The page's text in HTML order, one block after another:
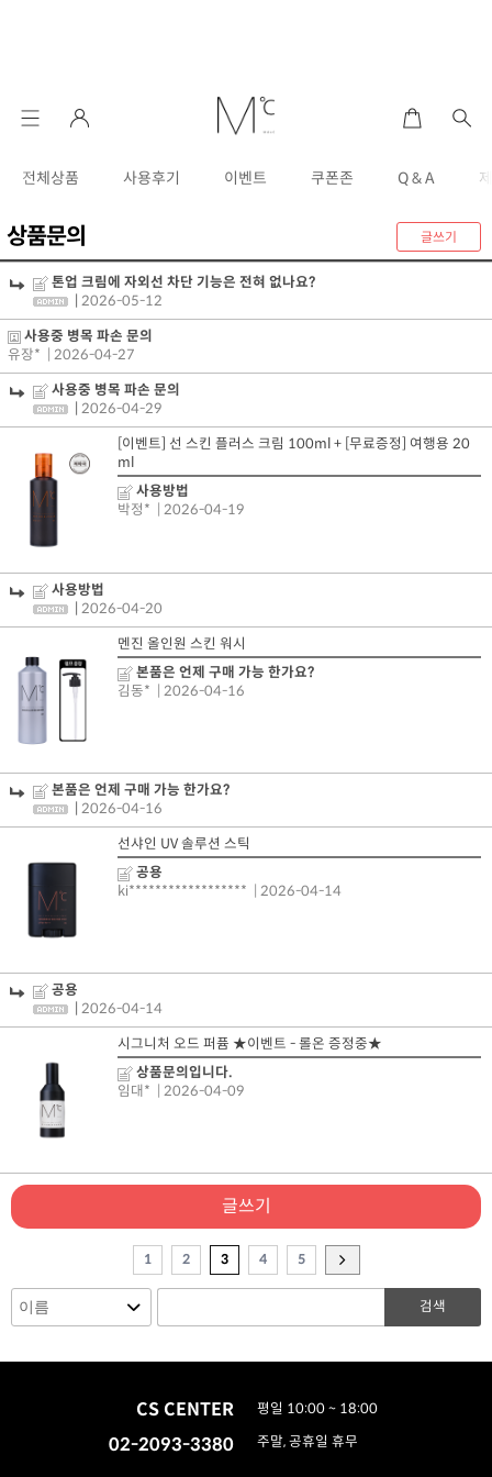
전체상품 사용후기 이벤트 쿠폰존 Q & A
상품문의 글쓰기
톤업 크림에 자외선 차단 기능은 전혀 없나요?
2026-05-12
사용중 병목 파손 문의
유장*
| 2026-04-27
사용중 병목 파손 문의
2026-04-29
[이벤트] 선 스킨 플러스 크림 100ml + [무료증정] 여행용 20
ml
사용방법
박정*
| 2026-04-19
사용방법
2026-04-20
멘진 올인원 스킨 워시
본품은 언제 구매 가능 한가요?
김동*
| 2026-04-16
본품은 언제 구매 가능 한가요?
2026-04-16
선샤인 UV 솔루션 스틱
공용
ki******************
| 2026-04-14
공용
2026-04-14
시그니처 오드 퍼퓸 ★이벤트 - 롤온 증정중★
상품문의입니다.
임대*
| 2026-04-09
글쓰기
1 2 3 4 5
검색
CS CENTER
02-2093-3380
평일 10:00 ~ 18:00
주말, 공휴일 휴무